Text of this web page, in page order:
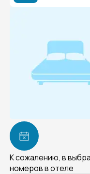
К сожалению, в
номеров в отеле